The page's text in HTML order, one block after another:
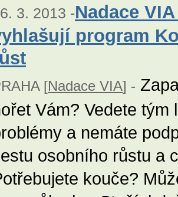
3. 2013 -Nadace
program
[Nadace VIA] -
Vám? Vedete tým
a nemáte
osobního růstu a
kouče?